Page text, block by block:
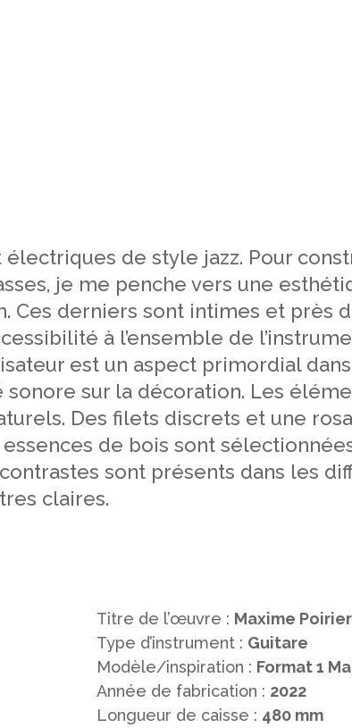
de style jazz. Pour
je me penche vers une
derniers sont intimes et près
à l’ensemble de
est un aspect primordial
sur la décoration. Les
Des filets discrets et une
de bois sont
sont présents dans les
claires.
Titre de l’œuvre : Maxime Poirier
Type d’instrument : Guitare
Modèle/inspiration : Format 1
Année de fabrication : 2022
Longueur de caisse : 480 mm